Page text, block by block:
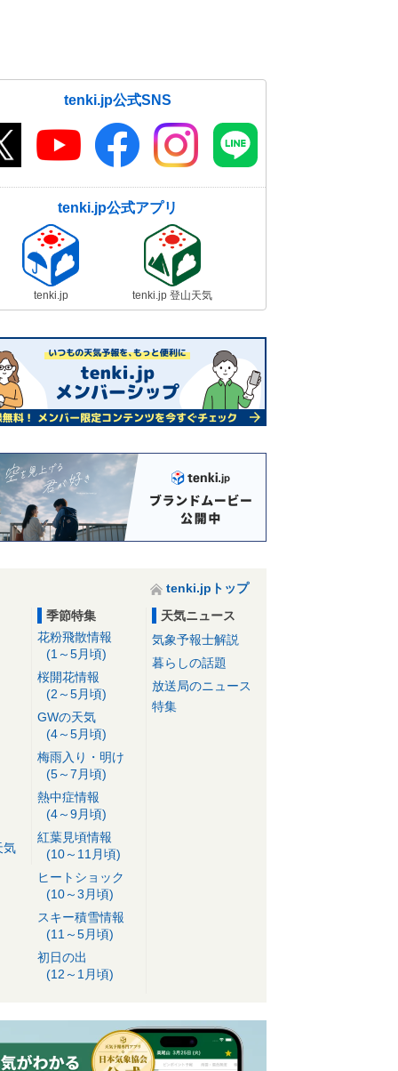
tenki.jp公式SNS
tenki.jp公式アプリ
tenki.jp tenki.jp 登山天気
tenki.jpトップ
気
季節特集
花粉飛散情報
(1～5月頃)
桜開花情報
(2～5月頃)
GWの天気
(4～5月頃)
梅雨入り・明け
(5～7月頃)
熱中症情報
(4～9月頃)
紅葉見頃情報
(10～11月頃)
ヒートショック
(10～3月頃)
スキー積雪情報
(11～5月頃)
初日の出
(12～1月頃)
天気ニュース
気象予報士解説
暮らしの話題
放送局のニュース
特集